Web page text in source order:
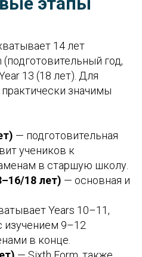
14 лет
год,
13 (18 лет). Для
значимы
— подготовительная
учеников к
в старшую школу.
18 лет) — основная и
Years 10–11,
изучением 9–12
в конце.